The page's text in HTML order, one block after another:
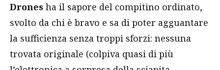
Drones ha il sapore del compitino ordinato,
svolto da chi è bravo e sa di poter agguantare
la sufficienza senza troppi sforzi: nessuna
trovata originale (colpiva quasi di più